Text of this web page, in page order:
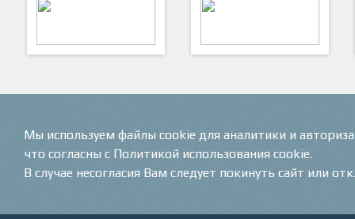
Мы используем файлы cookie для аналитики и
что согласны с Политикой использования cookie.
В случае несогласия Вам следует покинуть сайт или